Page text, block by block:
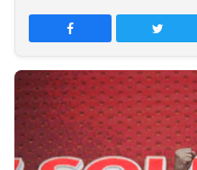
PT
TREETAN
INDONESIA
Partner